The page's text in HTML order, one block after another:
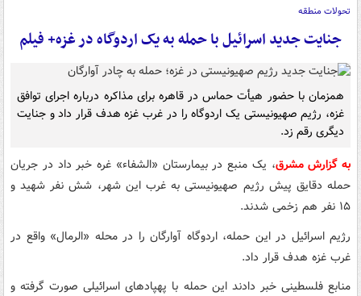
تحولات منطقه
جنایت جدید اسرائیل با حمله به یک اردوگاه در غزه+ فیلم
همزمان با حضور هیأت حماس در قاهره برای مذاکره درباره اجرای توافق
غزه، رژیم صهیونیستی یک اردوگاه را در غرب غزه هدف قرار داد و جنایت
دیگری رقم زد.
به گزارش مشرق، یک منبع در بیمارستان «الشفاء» غره خبر داد در جریان
حمله دقایق پیش رژیم صهیونیستی به غرب این شهر، شش نفر شهید و
۱۵ نفر هم زخمی شدند.
رژیم اسرائیل در این حمله، اردوگاه آوارگان را در محله «الرمال» واقع در
غرب غزه هدف قرار داد.
منابع فلسطینی خبر دادند این حمله با پهپادهای اسرائیلی صورت گرفته و